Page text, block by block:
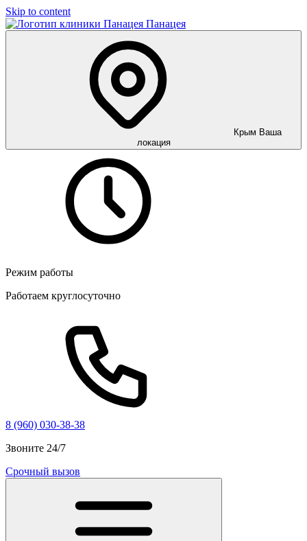
Skip to content
Панацея
Крым Ваша
локация
Режим работы
Работаем круглосуточно
8 (960) 030-38-38
Звоните 24/7
Срочный вызов